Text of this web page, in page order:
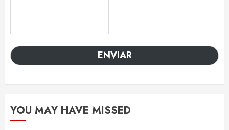
ENVIAR
YOU MAY HAVE MISSED